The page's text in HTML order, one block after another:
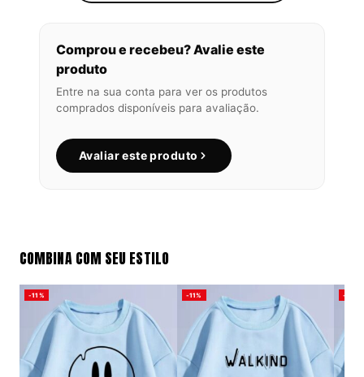
Comprou e recebeu? Avalie este
produto
Entre na sua conta para ver os produtos
comprados disponíveis para avaliação.
Avaliar este produto
COMBINA COM SEU ESTILO
-11% -11% -11%